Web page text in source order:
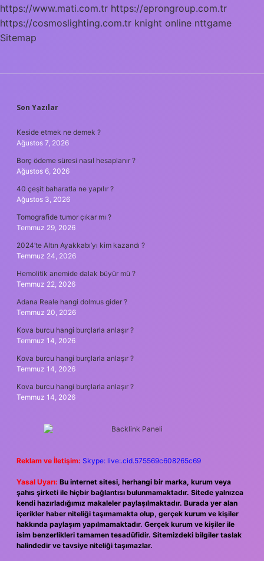
Hesaplayabilir
https://www.mati.com.tr https://eprongroup.com.tr
https://cosmoslighting.com.tr knight online nttgame
Sitemap
SIDEBAR
Son Yazılar
Keside etmek ne demek ?
Ağustos 7, 2026
Borç ödeme süresi nasıl hesaplanır ?
Ağustos 6, 2026
40 çeşit baharatla ne yapılır ?
Ağustos 3, 2026
Tomografide tumor çıkar mı ?
Temmuz 29, 2026
2024’te Altın Ayakkabı’yı kim kazandı ?
Temmuz 24, 2026
Hemolitik anemide dalak büyür mü ?
Temmuz 22, 2026
Adana Reale hangi dolmus gider ?
Temmuz 20, 2026
Kova burcu hangi burçlarla anlaşır ?
Temmuz 14, 2026
Kova burcu hangi burçlarla anlaşır ?
Temmuz 14, 2026
Kova burcu hangi burçlarla anlaşır ?
Temmuz 14, 2026
Reklam ve İletişim: Skype: live:.cid.575569c608265c69
Yasal Uyarı: Bu internet sitesi, herhangi bir marka, kurum veya
şahıs şirketi ile hiçbir bağlantısı bulunmamaktadır. Sitede yalnızca
kendi hazırladığımız makaleler paylaşılmaktadır. Burada yer alan
içerikler haber niteliği taşımamakta olup, gerçek kurum ve kişiler
hakkında paylaşım yapılmamaktadır. Gerçek kurum ve kişiler ile
isim benzerlikleri tamamen tesadüfidir. Sitemizdeki bilgiler taslak
halindedir ve tavsiye niteliği taşımazlar.